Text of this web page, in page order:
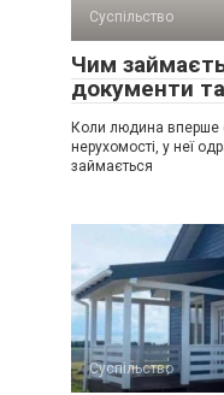
Суспільство
Чим
документи
Коли людина вперше
нерухомості, у неї
займається
Суспільство